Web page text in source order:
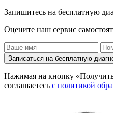
Запишитесь на бесплатную
Оцените наш сервис
Записаться на бесплатную
Нажимая на кнопку
соглашаетесь с политикой